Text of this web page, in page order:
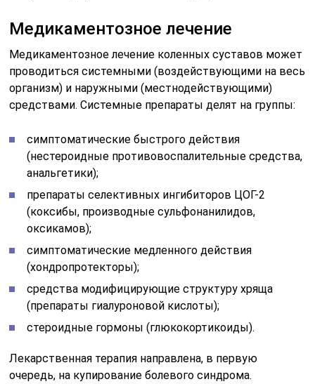
Медикаментозное лечение
Медикаментозное лечение коленных суставов может
проводиться системными (воздействующими на весь
организм) и наружными (местнодействующими)
средствами. Системные препараты делят на группы:
симптоматические быстрого действия
(нестероидные противовоспалительные средства,
анальгетики);
препараты селективных ингибиторов ЦОГ-2
(коксибы, производные сульфонанилидов,
оксикамов);
симптоматические медленного действия
(хондропротекторы);
средства модифицирующие структуру хряща
(препараты гиалуроновой кислоты);
стероидные гормоны (глюкокортикоиды).
Лекарственная терапия направлена, в первую
очередь, на купирование болевого синдрома.